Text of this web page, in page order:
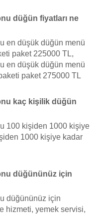
düğün fiyatları ne
en düşük düğün menü
paket 225000 TL,
en düşük düğün menü
paket 275000 TL
kaç kişilik düğün
100 kişiden 1000 kişiye
1000 kişiye kadar
düğününüz için
düğününüz için
hizmeti, yemek servisi,